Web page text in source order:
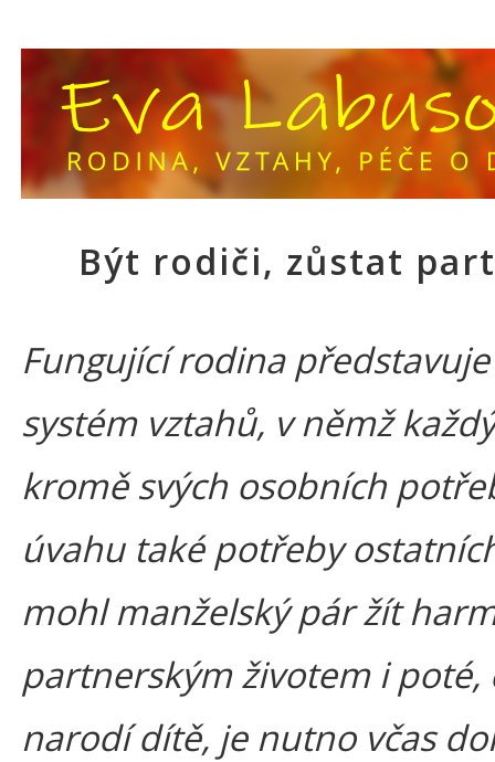
Být rodiči, zůstat
Fungující rodina
systém vztahů, v němž
kromě svých osobních
úvahu také potřeby
mohl manželský pár žít
partnerským životem i poté,
narodí dítě, je nutno včas